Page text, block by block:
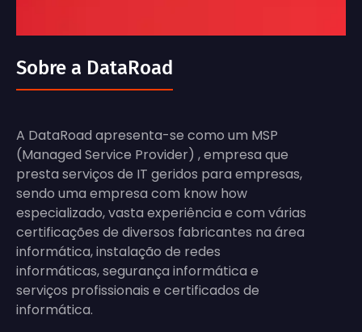
Sobre a DataRoad
A DataRoad apresenta-se como um MSP
(Managed Service Provider) , empresa que
presta serviços de IT geridos para empresas,
sendo uma empresa com know how
especializado, vasta experiência e com várias
certificações de diversos fabricantes na área
informática, instalação de redes
informáticas, segurança informática e
serviços profissionais e certificados de
informática.